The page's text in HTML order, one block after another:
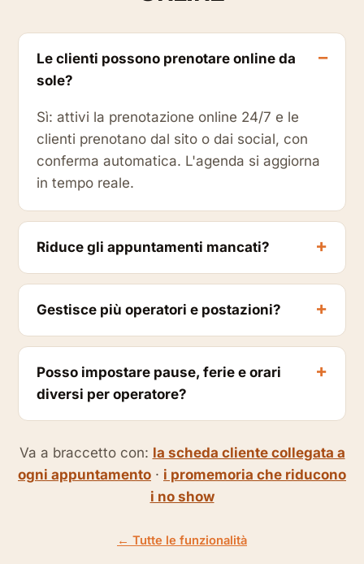
Le clienti possono prenotare online da
sole?
Sì: attivi la prenotazione online 24/7 e le
clienti prenotano dal sito o dai social, con
conferma automatica. L'agenda si aggiorna
in tempo reale.
Riduce gli appuntamenti mancati?
Gestisce più operatori e postazioni?
Posso impostare pause, ferie e orari
diversi per operatore?
Va a braccetto con: la scheda cliente collegata a
ogni appuntamento · i promemoria che riducono
i no show
← Tutte le funzionalità